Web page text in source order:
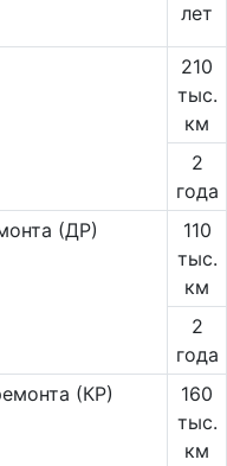
лет
210
тыс.
км
2
года
(ДР)
110
тыс.
км
2
года
(КР)
160
тыс.
км